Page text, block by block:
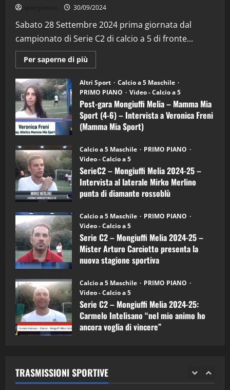
30/09/2024
Sabato 28 Settembre 2024 prima giornata dal
campionato di Serie C2 di calcio a 5 di fronte...
Per saperne di più
informazioni
Post-
gara
Mongiuffi
Melia
–
Mamma
Mia
Sport
6)
–
Intervista
a
mister
Arturo
Carciotto
(Mongiuffi
Altri Sport
Calcio a 5 Maschile
PRIMO PIANO
Video - Calcio a 5
Post-gara Mongiuffi Melia – Mamma Mia
Sport (4-6) – Intervista a Veronica Freni
(Mamma Mia Sport)
Calcio a 5 Maschile
PRIMO PIANO
Video - Calcio a 5
SerieC2 – Mongiuffi Melia 2024-25 –
Intervista al laterale Mirko Merlino
punta di diamante rossoblù
Calcio a 5 Maschile
PRIMO PIANO
Video - Calcio a 5
Serie C2 – Mongiuffi Melia 2024-25 –
Mister Arturo Carciotto presenta la
nuova stagione sportiva
Calcio a 5 Maschile
PRIMO PIANO
Video - Calcio a 5
Serie C2 – Mongiuffi Melia 2024-25:
Carmelo Intelisano “nel mio animo ho
ancora voglia di vincere”
TRASMISSIONI SPORTIVE
2
“SportEmpire” in Podcast: 29^ Puntata
(Martedi 28 Aprile 2026)
28/04/2026
3
"SportEmpire" in Podcast
“SportEmpire” in Podcast: 28^ Puntata
(Martedi 21 Aprile 2026)
21/04/2026
4
“SportEmpire” in Podcast: 27^ Puntata
(Martedi 14 Aprile 2026)
15/04/2026
5
“SportEmpire” in Podcast: 26^ Puntata
(Martedi 07 Aprile 2026)
08/04/2026
1
“SportEmpire” in Podcast: 30^ Puntata
(Martedi 05 Maggio 2026)
08/05/2026
2 28/04/2026